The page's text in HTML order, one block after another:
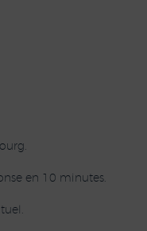
en 10 minutes.